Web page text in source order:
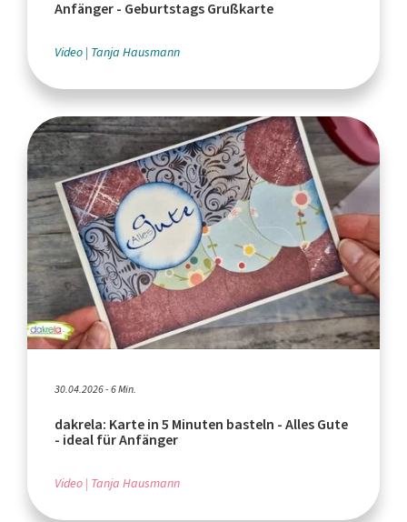
Anfänger - Geburtstags Grußkarte
Video Tanja Hausmann
30.04.2026 - 6 Min.
dakrela: Karte in 5 Minuten basteln - Alles Gute
- ideal für Anfänger
Video Tanja Hausmann